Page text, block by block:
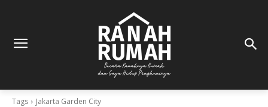
Tags Jakarta Garden City